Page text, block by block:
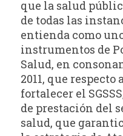
que la salud
de todas las
entienda como
instrumentos de
Salud, en
2011, que respecto
fortalecer el
de prestación del
salud, que